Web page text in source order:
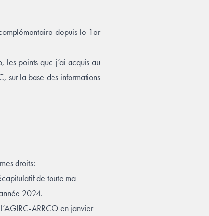
depuis le 1er
points que j’ai acquis au
sur la base des informations
droits:
de toute ma
2024.
ARRCO en janvier